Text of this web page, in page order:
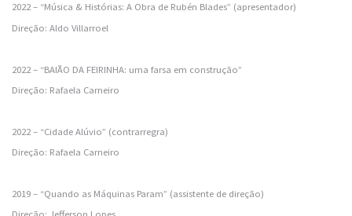
2022 – “Música & Histórias: A Obra de Rubén Blades” (apresentador)
Direção: Aldo Villarroel
2022 – “BAIÃO DA FEIRINHA: uma farsa em construção”
Direção: Rafaela Carneiro
2022 – “Cidade Alúvio” (contrarregra)
Direção: Rafaela Carneiro
2019 – “Quando as Máquinas Param” (assistente de direção)